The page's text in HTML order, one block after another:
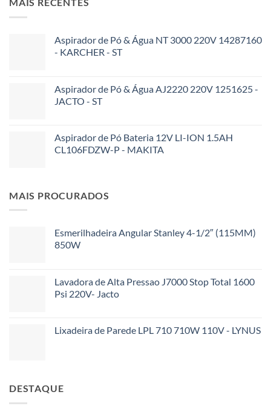
Aspirador de Pó & Água NT 3000 220V 14287160
- KARCHER - ST
Aspirador de Pó & Água AJ2220 220V 1251625 -
JACTO - ST
Aspirador de Pó Bateria 12V LI-ION 1.5AH
CL106FDZW-P - MAKITA
MAIS PROCURADOS
Esmerilhadeira Angular Stanley 4-1/2″ (115MM)
850W
Lavadora de Alta Pressao J7000 Stop Total 1600
Psi 220V- Jacto
Lixadeira de Parede LPL 710 710W 110V - LYNUS
DESTAQUE